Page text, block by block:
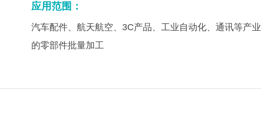
应用范围：
汽车配件、航天航空、3C产品、工业自动化、通讯等产业
的零部件批量加工